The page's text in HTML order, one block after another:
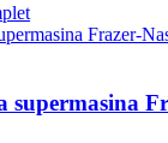
supermasina